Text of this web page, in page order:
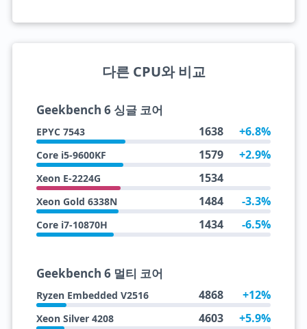
다른 CPU와 비교
Geekbench 6 싱글 코어
EPYC 7543 1638 +6.8%
Core i5-9600KF 1579 +2.9%
Xeon E-2224G 1534
Xeon Gold 6338N 1484 -3.3%
Core i7-10870H 1434 -6.5%
Geekbench 6 멀티 코어
Ryzen Embedded V2516 4868 +12%
Xeon Silver 4208 4603 +5.9%